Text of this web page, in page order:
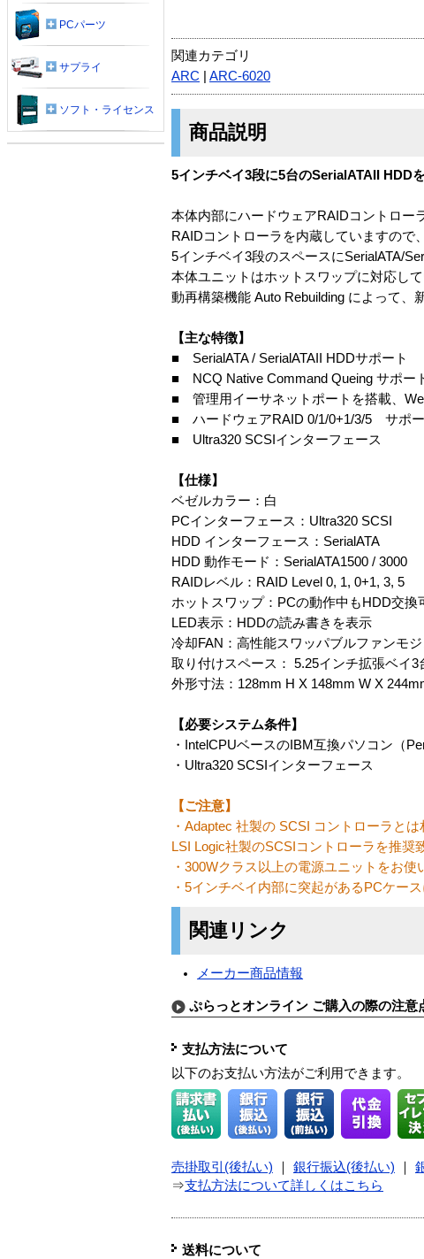
関連カテゴリ
ARC
ARC-6020
商品説明
5インチベイ3段に5台のSerialATAII HDD
本体内部にハードウェアRAIDコントロー
RAIDコントローラを内蔵していますので
5インチベイ3段のスペースにSerialATA/
本体ユニットはホットスワップに対応し
動再構築機能 Auto Rebuilding によって、
【主な特徴】
■ SerialATA / SerialATAII HDDサポート
■ NCQ Native Command Queing サポー
■ 管理用イーサネットポートを搭載、
■ ハードウェアRAID 0/1/0+1/3/5 サポー
■ Ultra320 SCSIインターフェース
【仕様】
ベゼルカラー：白
PCインターフェース：Ultra320 SCSI
HDD インターフェース：SerialATA
HDD 動作モード：SerialATA1500 / 3000
RAIDレベル：RAID Level 0, 1, 0+1, 3, 5
ホットスワップ：PCの動作中もHDD交換
LED表示：HDDの読み書きを表示
冷却FAN：高性能スワッパブルファンモ
取り付けスペース： 5.25インチ拡張ベイ3
外形寸法：128mm H X 148mm W X
【必要システム条件】
・IntelCPUベースのIBM互換パソコン（
・Ultra320 SCSIインターフェース
【ご注意】
・Adaptec 社製の SCSI コントローラとは
LSI Logic社製のSCSIコントローラを推奨
・300Wクラス以上の電源ユニットをお
・5インチベイ内部に突起があるPCケー
関連リンク
メーカー商品情報
ぷらっとオンライン ご購入の際の注意
支払方法について
以下のお支払い方法がご利用できます。
売掛取引(後払い) 銀行振込(後払い)
⇒支払方法について詳しくはこちら
送料について
PCパーツ
サプライ
ソフト・ライセンス